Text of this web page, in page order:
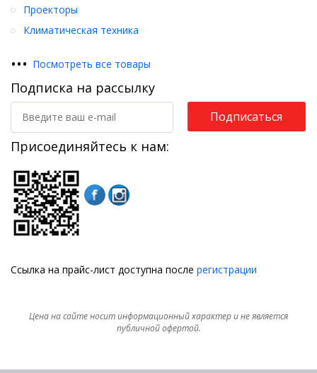
Проекторы
Климатическая техника
••• Посмотреть все товары
Подписка на рассылку
Подписаться
Присоединяйтесь к нам:
Ссылка на прайс-лист доступна после регистрации
Цена на сайте носит информационный характер и не является
публичной офертой.